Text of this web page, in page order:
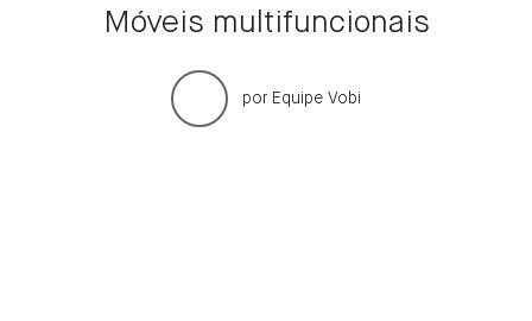
Móveis multifuncionais
por Equipe Vobi